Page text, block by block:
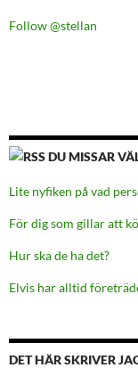
Follow @stellan
DU MISSAR
Lite nyfiken på vad
För dig som gillar att
Hur ska de ha det?
Elvis har alltid
DET HÄR SKRIVER